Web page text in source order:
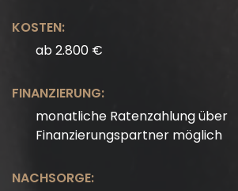
KOSTEN:
ab 2.800 €
FINANZIERUNG:
monatliche Ratenzahlung über
Finanzierungspartner möglich
NACHSORGE: